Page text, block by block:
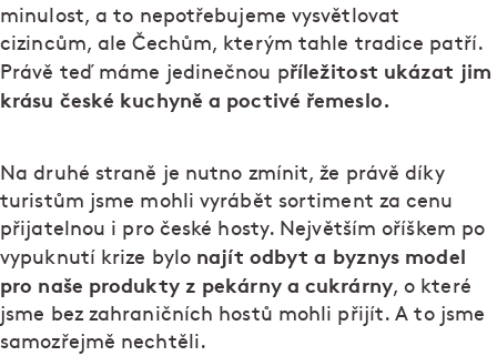
minulost, a to nepotřebujeme vysvětlovat
cizincům, ale Čechům, kterým tahle tradice patří.
Právě teď máme jedinečnou příležitost ukázat jim
krásu české kuchyně a poctivé řemeslo.
Na druhé straně je nutno zmínit, že právě díky
turistům jsme mohli vyrábět sortiment za cenu
přijatelnou i pro české hosty. Největším oříškem po
vypuknutí krize bylo najít odbyt a byznys model
pro naše produkty z pekárny a cukrárny, o které
jsme bez zahraničních hostů mohli přijít. A to jsme
samozřejmě nechtěli.